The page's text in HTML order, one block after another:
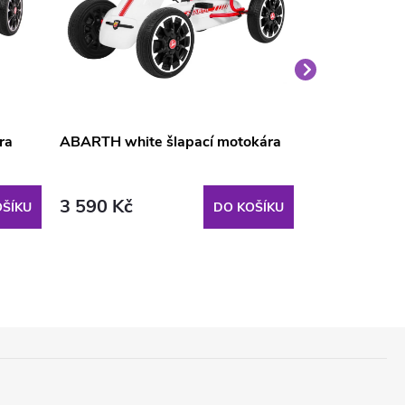
ABARTH white šlapací motokára
3 590 Kč DO KOŠÍKU